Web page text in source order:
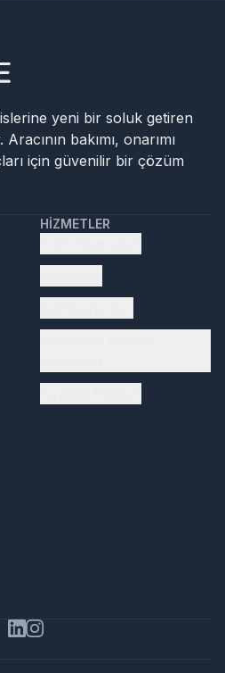
yeni bir soluk getiren
bakımı, onarımı
için güvenilir bir çözüm
HIZMETLER